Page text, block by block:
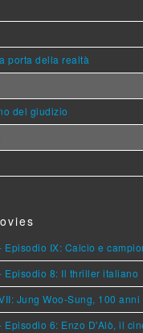
porta della realtà
del giudizio
Episodio IX: Calcio e
Episodio 8: Il thriller italiano
Jung Woo-Sung, 100
Episodio 6: Enzo D'Alò, il